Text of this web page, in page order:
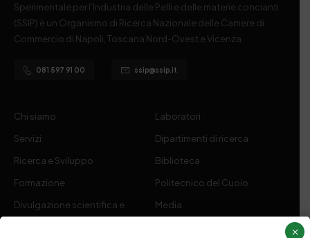
Sperimentale per l’Industria delle Pelli e delle materie concianti
(SSIP) è un Organismo di Ricerca Nazionale delle Camere di
Commercio di Napoli, Toscana Nord-Ovest e Vicenza.
081 597 91 00 ssip@ssip.it
Chi siamo
Servizi
Ricerca e Sviluppo
Formazione
Divulgazione scientifica e
Laboratori
Dipartimenti di ricerca
Biblioteca
Politecnico del Cuoio
Media
×